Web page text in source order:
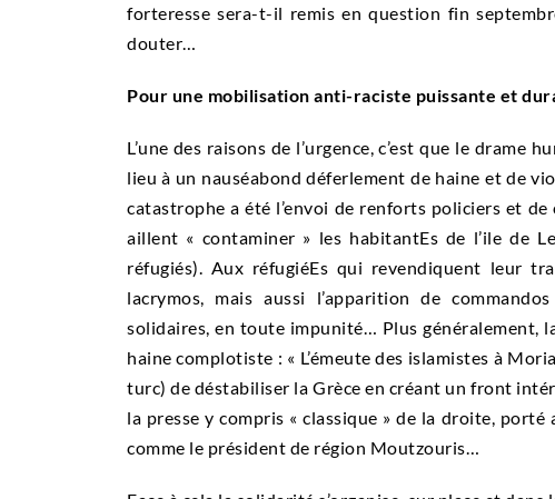
forteresse sera-t-il remis en question fin
douter…
Pour une mobilisation anti-raciste puissante et
L’une des raisons de l’urgence, c’est que le drame
lieu à un nauséabond déferlement de haine et de
catastrophe a été l’envoi de renforts policiers et
aillent « contaminer » les habitantEs de l’ile de
réfugiés). Aux réfugiéEs qui revendiquent leur
lacrymos, mais aussi l’apparition de
solidaires, en toute impunité… Plus généralement,
haine complotiste : « L’émeute des islamistes à
turc) de déstabiliser la Grèce en créant un front
la presse y compris « classique » de la droite, porté
comme le président de région Moutzouris…